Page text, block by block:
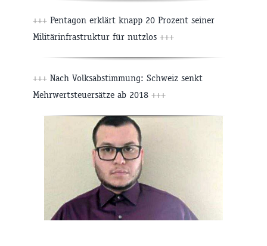
+++ Pentagon erklärt knapp 20 Prozent seiner
Militärinfrastruktur für nutzlos +++
+++ Nach Volksabstimmung: Schweiz senkt
Mehrwertsteuersätze ab 2018 +++